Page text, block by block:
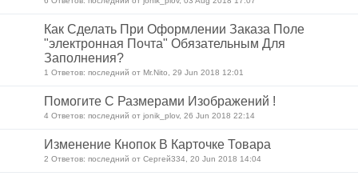
Как Сделать При Оформлении Заказа Поле
"электронная Почта" Обязательным Для
Заполнения?
1 Ответов: последний от Mr.Nito, 29 Jun 2018 12:01
Помогите С Размерами Изображений !
4 Ответов: последний от jonik_plov, 26 Jun 2018 22:14
Изменение Кнопок В Карточке Товара
2 Ответов: последний от Сергей334, 20 Jun 2018 14:04